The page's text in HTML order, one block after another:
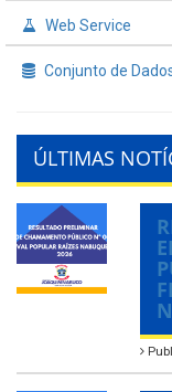
Web Service
Conjunto de
ÚLTIMAS